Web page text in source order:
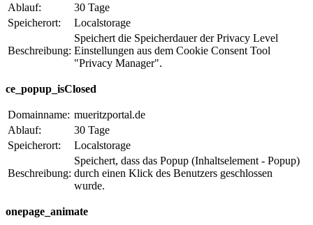
Ablauf:
30 Tage
Speicherort:
Localstorage
Beschreibung:
Speichert die Speicherdauer der Privacy Level
Einstellungen aus dem Cookie Consent Tool
"Privacy Manager".
ce_popup_isClosed
Domainname: mueritzportal.de
Ablauf:
30 Tage
Speicherort:
Localstorage
Beschreibung:
Speichert, dass das Popup (Inhaltselement - Popup)
durch einen Klick des Benutzers geschlossen
wurde.
onepage_animate